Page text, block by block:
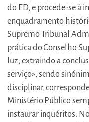
do ED, e procede-se à
enquadramento
Supremo Tribunal
prática do Conselho
luz, extraindo a
serviço», sendo
disciplinar,
Ministério Público
instaurar inquéritos.